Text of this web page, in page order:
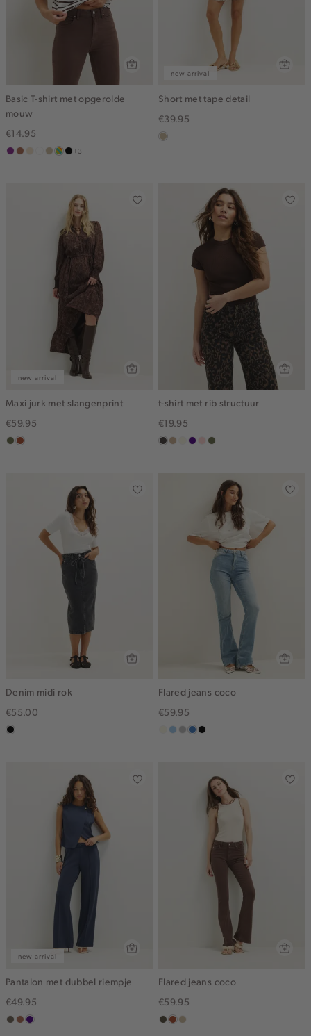
Basic T-shirt met opgerolde
mouw
€14.95
middenpaars
terracotta
vanille
witlichtzand
meerkleurig
zwart
+3
new arrival
Short met tape detail
€39.95
lichtzand
new arrival
Maxi jurk met slangenprint
€59.95
groen,
bruin
t-shirt met rib structuur
€19.95
chocozandwit,indigo
pinkgroen,
Denim midi rok
€55.00
zwart,
Flared jeans coco
€59.95
wit,lichtblauw
grijs,middenblauw
zwart,
new arrival
Pantalon met dubbel riempje
€49.95
middenbruin
terracotta
indigo
Flared jeans coco
€59.95
donkerkhaki
bruinlichtzand